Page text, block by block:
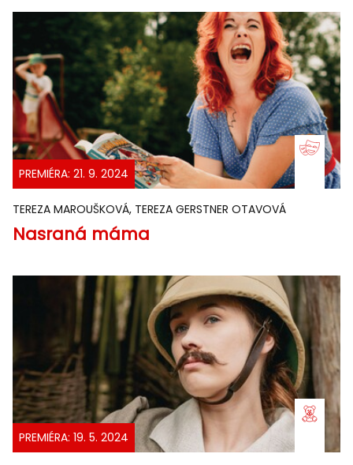
PREMIÉRA: 21. 9. 2024
TEREZA MAROUŠKOVÁ, TEREZA GERSTNER OTAVOVÁ
Nasraná máma
PREMIÉRA: 19. 5. 2024